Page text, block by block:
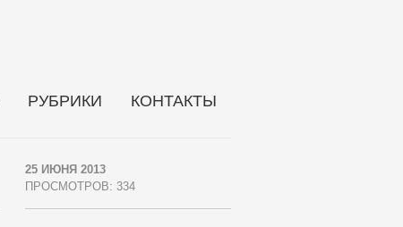
РУБРИКИ КОНТАКТЫ
25 ИЮНЯ 2013
ПРОСМОТРОВ: 334